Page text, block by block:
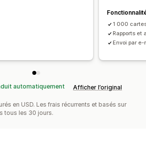
1 000
Rapports et
Envoi par e-
automatiquement Afficher l’original
en USD. Les frais récurrents et basés sur
tous les 30 jours.